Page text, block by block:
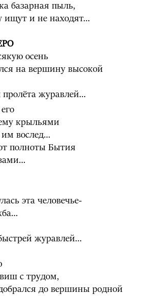
базарная пыль,
ищут и не находят…
осень
на вершину высокой
журавлей…
крыльями
вослед…
полноты Бытия
эта человечье-
журавлей…
с трудом,
до вершины родной